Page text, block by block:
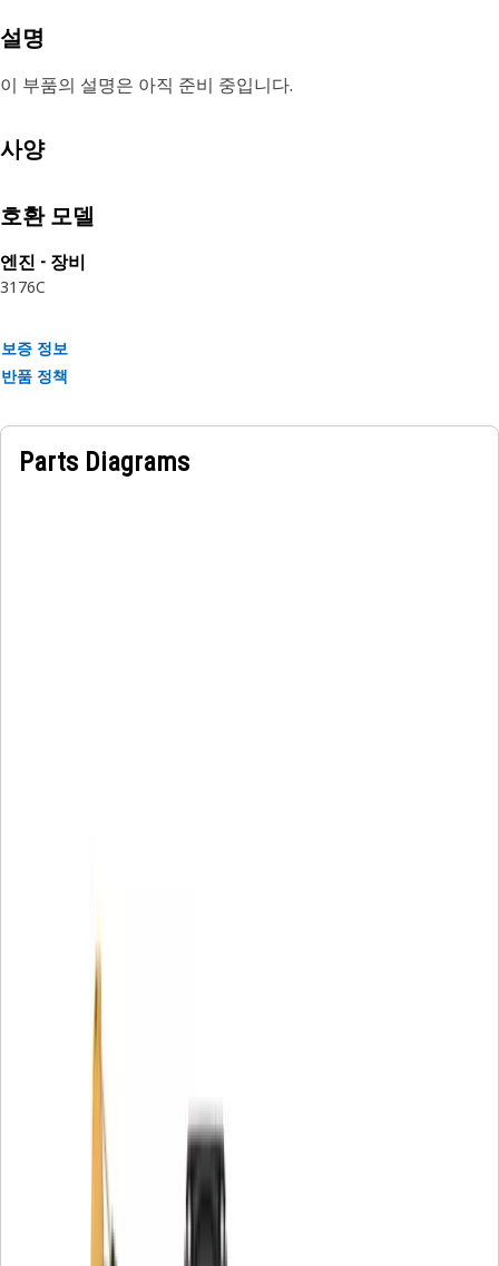
설명
이 부품의 설명은 아직 준비 중입니다.
사양
호환 모델
엔진 - 장비
3176C
보증 정보
반품 정책
Parts Diagrams